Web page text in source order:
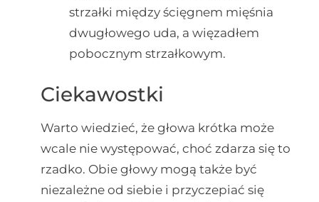
strzałki między ścięgnem mięśnia
dwugłowego uda, a więzadłem
pobocznym strzałkowym.
Ciekawostki
Warto wiedzieć, że głowa krótka może
wcale nie występować, choć zdarza się to
rzadko. Obie głowy mogą także być
niezależne od siebie i przyczepiać się